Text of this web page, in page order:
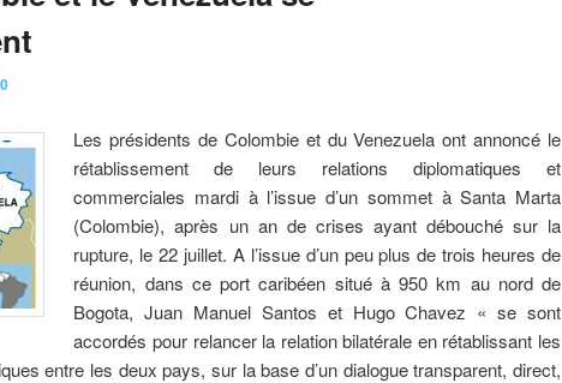
Lesprésidents de Colombie et du Venezuela ont annoncé le
rétablissement de leurs relations diplomatiques et
commerciales mardi à l’issue d’un sommet à Santa Marta
(Colombie), après un an de crises ayant débouché sur la
rupture, le 22 juillet. A l’issue d’un peu plus de trois heures de
réunion, dans ce port caribéen situé à 950 km au nord de
Bogota, Juan Manuel Santos et Hugo Chavez « se sont
accordés pour relancer la relation bilatérale en rétablissant les
entre les deux pays, sur la base d’un dialogue transparent, direct,